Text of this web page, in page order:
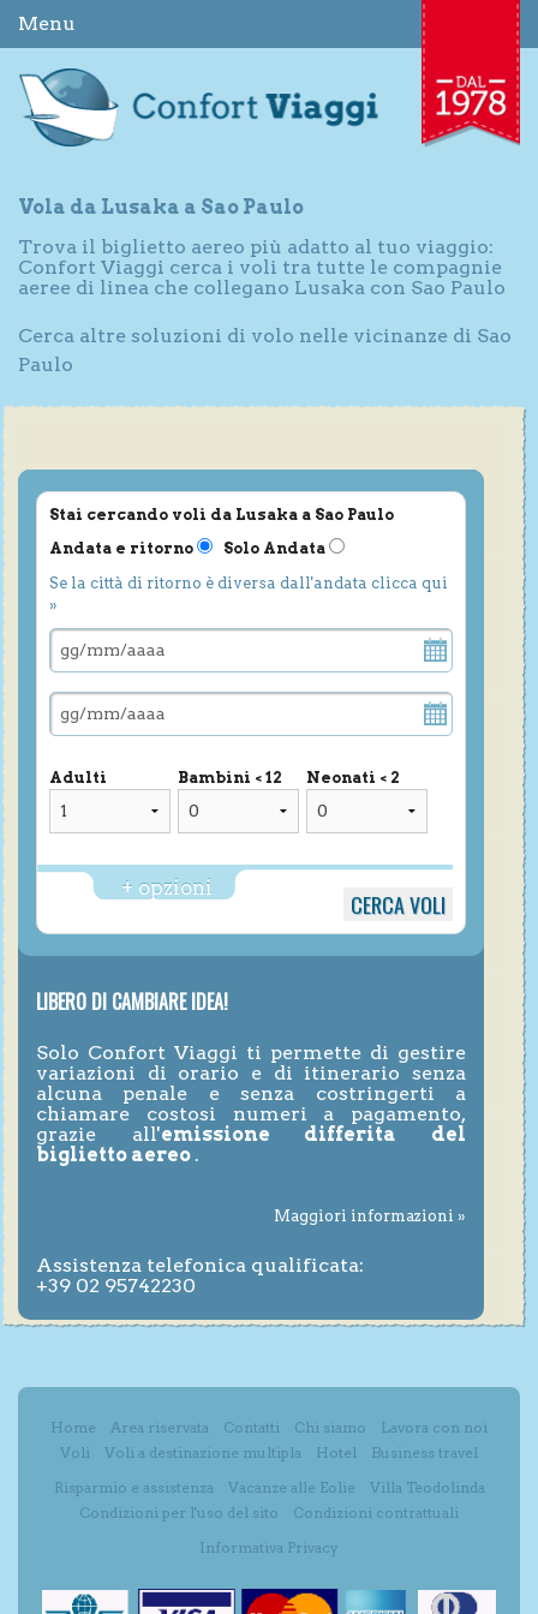
Menu
Vola da Lusaka a Sao Paulo
Trova il biglietto aereo più adatto al tuo viaggio:
Confort Viaggi cerca i voli tra tutte le compagnie
aeree di linea che collegano Lusaka con Sao Paulo
Cerca altre soluzioni di volo nelle vicinanze di Sao
Paulo
Stai cercando voli da Lusaka a Sao Paulo
Andata e ritorno
Solo Andata
Se la città di ritorno è diversa dall'andata clicca qui
»
Adulti Bambini < 12 Neonati < 2
+ opzioni
LIBERO DI CAMBIARE IDEA!
Solo Confort Viaggi ti permette di gestire
variazioni di orario e di itinerario senza
alcuna penale e senza costringerti a
chiamare costosi numeri a pagamento,
grazie all'emissione differita del
biglietto aereo .
Maggiori informazioni »
Assistenza telefonica qualificata:
+39 02 95742230
Home Area riservata Contatti Chi siamo
Lavora con noi
Voli
Voli a destinazione multipla Hotel
Business travel
Risparmio e assistenza
Vacanze alle Eolie
Villa Teodolinda
Condizioni per l'uso del sito
Condizioni contrattuali
Informativa Privacy